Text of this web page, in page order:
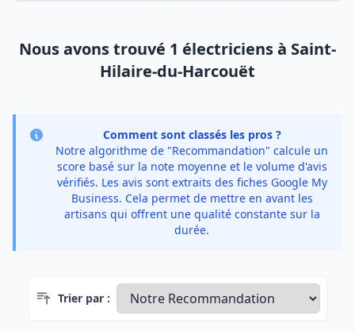
Nous avons trouvé 1 électriciens à Saint-
Hilaire-du-Harcouët
Comment sont classés les pros ?
Notre algorithme de "Recommandation" calcule un
score basé sur la note moyenne et le volume d'avis
vérifiés. Les avis sont extraits des fiches Google My
Business. Cela permet de mettre en avant les
artisans qui offrent une qualité constante sur la
durée.
Trier par :